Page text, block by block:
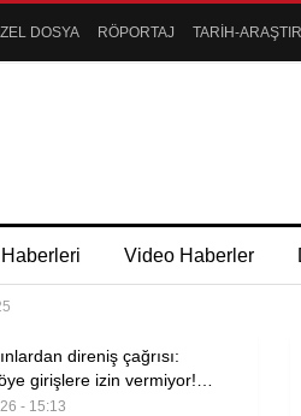
DOSYA RÖPORTAJ TARİH-
Video Haberler
direniş çağrısı:
girişlere izin vermiyor!…
- 15:13